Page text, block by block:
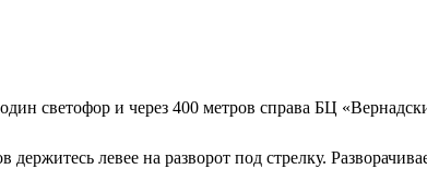
светофор и через 400 метров справа БЦ
левее на разворот под стрелку.